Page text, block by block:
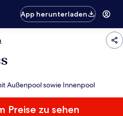
App herunterladen
Außenpool sowie Innenpool
Preise zu sehen